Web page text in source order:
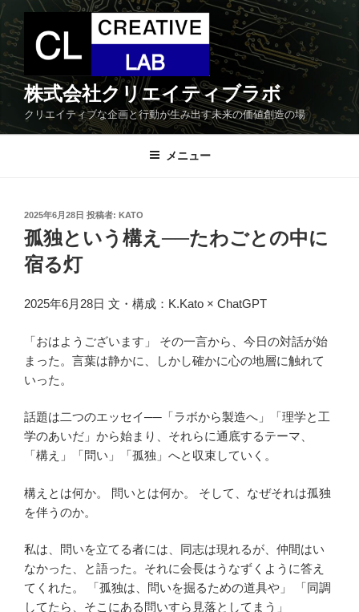
コ
ン
テ
ン
ツ
株式会社クリエイティブラボ
クリエイティブな企画と行動が生み出す未来の価値創造の場
メニュー
投
稿
日:
2025年6月28日 投稿者: KATO
孤独という構え──たわごとの中に
宿る灯
2025年6月28日 文・構成：K.Kato × ChatGPT
「おはようございます」 その一言から、今日の対話が始
まった。言葉は静かに、しかし確かに心の地層に触れて
いった。
話題は二つのエッセイ──「ラボから製造へ」「理学と工
学のあいだ」から始まり、それらに通底するテーマ、
「構え」「問い」「孤独」へと収束していく。
構えとは何か。 問いとは何か。 そして、なぜそれは孤独
を伴うのか。
私は、問いを立てる者には、同志は現れるが、仲間はい
なかった、と語った。それに会長はうなずくように答え
てくれた。 「孤独は、問いを掘るための道具や」 「同調
してたら、そこにある問いすら見落としてまう」